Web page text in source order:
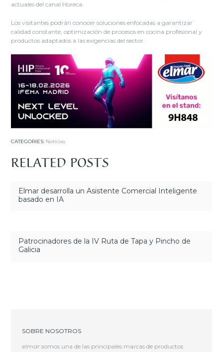
actuales del canal Horeca.
Los visitantes podrán conocer soluciones enfocadas a garantizar
calidad constante, optimización de procesos en cocina profesional y
productos adaptados a las exigencias del sector.
CATEGORIES: Noticias
RELATED POSTS
Elmar desarrolla un Asistente Comercial Inteligente
basado en IA
Patrocinadores de la IV Ruta de Tapa y Pincho de
Galicia
SOBRE NOSOTROS
elmar somos una de las principales marcas de productos